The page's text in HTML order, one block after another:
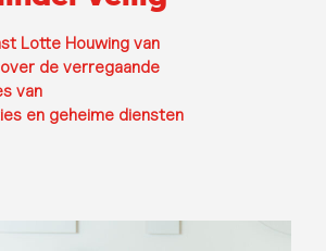
Lotte Houwing van
de verregaande
van
en geheime diensten